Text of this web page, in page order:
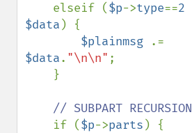
elseif ($p->type==2
$data ) {
$plainmsg
$data. "\n\n" ;
// SUBPART RECURSION
if ($p->parts ) {